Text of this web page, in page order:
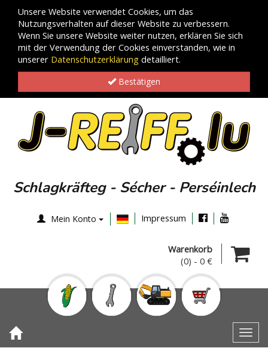
Unsere Website verwendet Cookies, um das
Nutzungsverhalten auf dieser Website zu verbessern.
Wenn Sie unsere Website weiter nutzen, erklären Sie sich
mit der Verwendung der Cookies einverstanden, wie in
unserer Datenschutzerklärung detailliert.
Bestätigen
Schlagkräfteg - Sécher - Perséinlech
Mein Konto Impressum
Warenkorb
(0) - 0 €